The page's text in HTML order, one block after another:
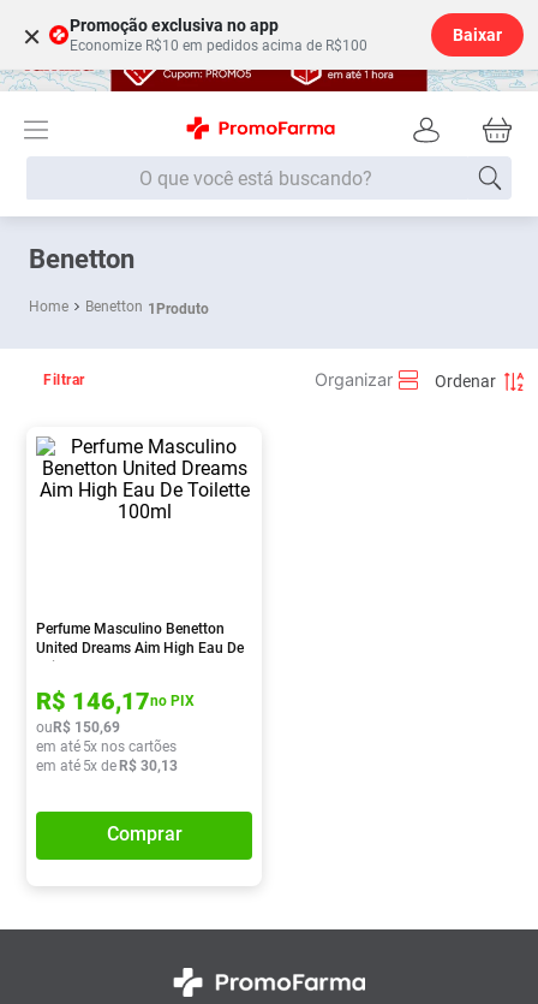
× Promoção exclusiva no app
Economize R$10 em pedidos acima de R$100
Baixar
O que você está buscando?
Benetton
Benetton 1Produto
Filtrar
Perfume Masculino Benetton
United Dreams Aim High Eau De
Toilette 100ml
R$ 146,17no PIX
ouR$ 150,69
em até 5x nos cartões
em até 5x deR$ 30,13
Comprar
Termos mais buscados
1 º Fralda
3º
5º Fralda G
6º Desodorante
10º Lavitan